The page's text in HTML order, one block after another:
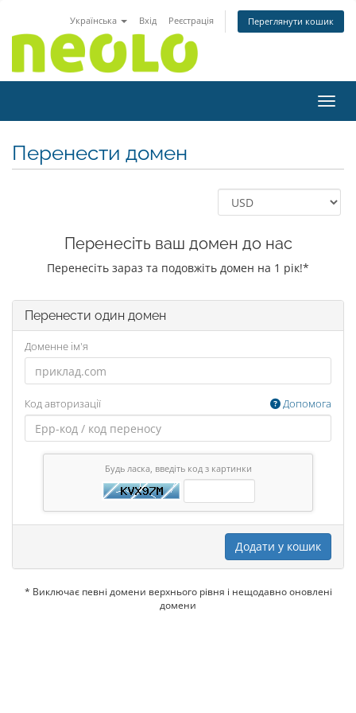
Українська Вхід Реєстрація Переглянути кошик
Перенести домен
Перенесіть ваш домен до нас
Перенесіть зараз та подовжіть домен на 1 рік!*
Перенести один домен
Доменне ім'я
Код авторизації Допомога
Будь ласка, введіть код з картинки
Додати у кошик
* Виключає певні домени верхнього рівня і нещодавно оновлені
домени